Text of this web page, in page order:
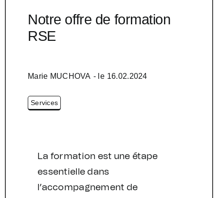
Notre offre de formation
RSE
Marie MUCHOVA - le 16.02.2024
Services
La formation est une étape
essentielle dans
l’accompagnement de